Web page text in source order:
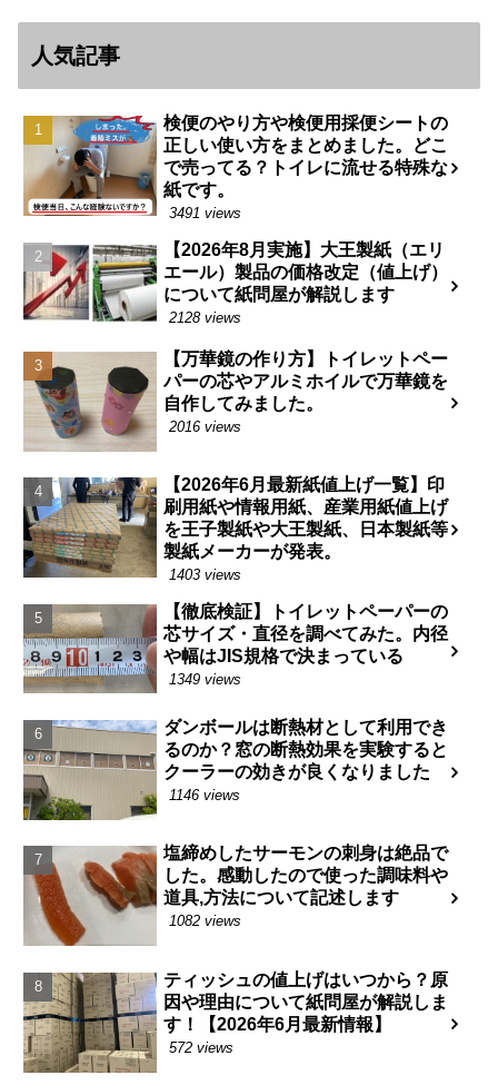
人気記事
検便のやり方や検便用採便シートの
正しい使い方をまとめました。どこ
で売ってる？トイレに流せる特殊な
紙です。
3491 views
【2026年8月実施】大王製紙（エリ
エール）製品の価格改定（値上げ）
について紙問屋が解説します
2128 views
【万華鏡の作り方】トイレットペー
パーの芯やアルミホイルで万華鏡を
自作してみました。
2016 views
【2026年6月最新紙値上げ一覧】印
刷用紙や情報用紙、産業用紙値上げ
を王子製紙や大王製紙、日本製紙等
製紙メーカーが発表。
1403 views
【徹底検証】トイレットペーパーの
芯サイズ・直径を調べてみた。内径
や幅はJIS規格で決まっている
1349 views
ダンボールは断熱材として利用でき
るのか？窓の断熱効果を実験すると
クーラーの効きが良くなりました
1146 views
塩締めしたサーモンの刺身は絶品で
した。感動したので使った調味料や
道具,方法について記述します
1082 views
ティッシュの値上げはいつから？原
因や理由について紙問屋が解説しま
す！【2026年6月最新情報】
572 views